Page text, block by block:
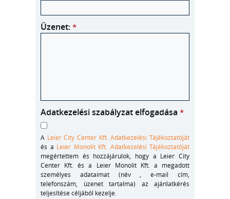
Üzenet: *
Adatkezelési szabályzat elfogadása *
A Leier City Center Kft. Adatkezelési Tájékoztatóját
és a Leier Monolit Kft. Adatkezelési Tájékoztatóját
megértettem és hozzájárulok, hogy a Leier City
Center Kft. és a Leier Monolit Kft. a megadott
személyes adataimat (név , e-mail cím,
telefonszám, üzenet tartalma) az ajánlatkérés
teljesítése céljából kezelje.